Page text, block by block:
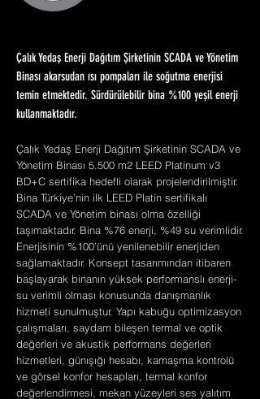
Çalık Yedaş Enerji Dağıtım Şirketinin SCADA ve Yönetim
Binası akarsudan ısı pompaları ile soğutma enerjisi
temin etmektedir. Sürdürülebilir bina %100 yeşil enerji
kullanmaktadır.
Çalık Yedaş Enerji Dağıtım Şirketinin SCADA ve
Yönetim Binası 5.500 m2 LEED Platinum v3
BD+C sertifika hedefli olarak projelendirilmiştir.
Bina Türkiye’nin ilk LEED Platin sertifikalı
SCADA ve Yönetim binası olma özelliği
taşımaktadır. Bina %76 enerji, %49 su verimlidir.
Enerjisinin %100’ünü yenilenebilir enerjiden
sağlamaktadır. Konsept tasarımından itibaren
başlayarak binanın yüksek performanslı enerji-
su verimli olması konusunda danışmanlık
hizmeti sunulmuştur. Yapı kabuğu optimizasyon
çalışmaları, saydam bileşen termal ve optik
değerleri ve akustik performans değerleri
hizmetleri, günışığı hesabı, kamaşma kontrolü
ve görsel konfor hesapları, termal konfor
değerlendirmesi, mekan yüzeyleri ses yalıtım